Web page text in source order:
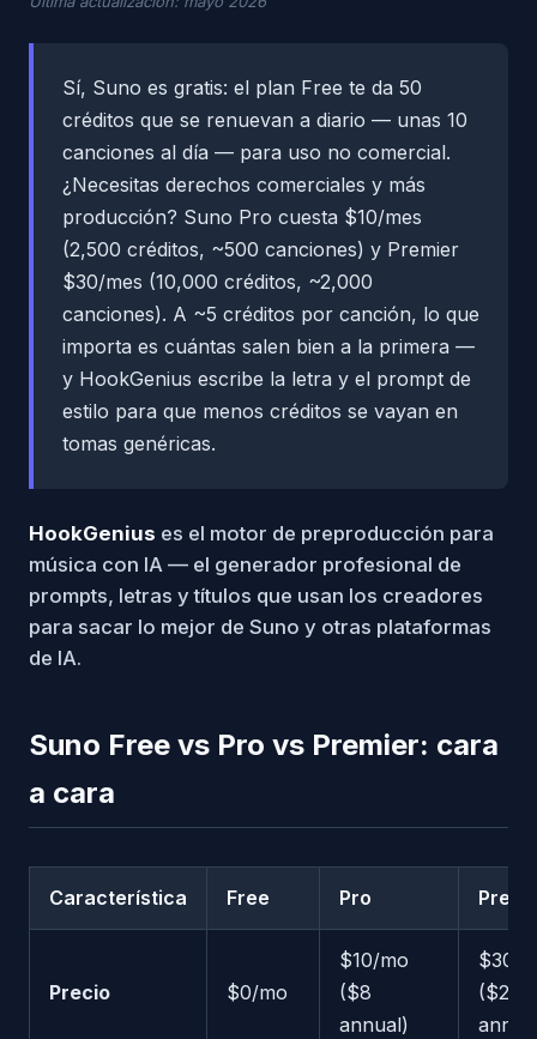
Sí, Suno es gratis: el plan Free te da 50
créditos que se renuevan a diario — unas 10
canciones al día — para uso no comercial.
¿Necesitas derechos comerciales y más
producción? Suno Pro cuesta $10/mes
(2,500 créditos, ~500 canciones) y Premier
$30/mes (10,000 créditos, ~2,000
canciones). A ~5 créditos por canción, lo que
importa es cuántas salen bien a la primera —
y HookGenius escribe la letra y el prompt de
estilo para que menos créditos se vayan en
tomas genéricas.
HookGenius es el motor de preproducción para
música con IA — el generador profesional de
prompts, letras y títulos que usan los creadores
para sacar lo mejor de Suno y otras plataformas
de IA.
Suno Free vs Pro vs Premier: cara
a cara
Característica Free Pro
Precio $0/mo
$10/mo
($8
annual)
$30/
($24